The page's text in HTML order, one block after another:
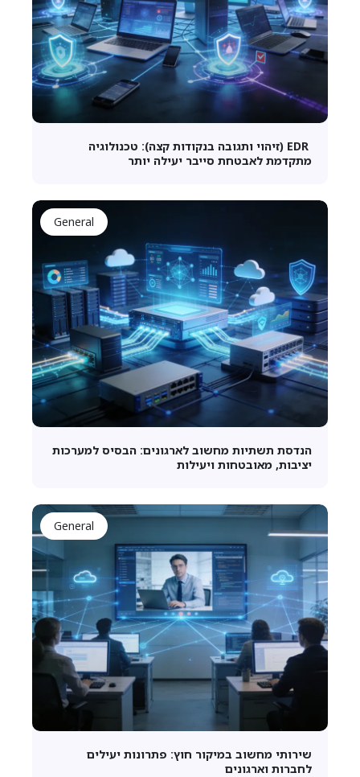
EDR (זיהוי ותגובה בנקודות קצה): טכנולוגיה
מתקדמת לאבטחת סייבר יעילה יותר
General
הנדסת תשתיות מחשוב לארגונים: הבסיס למערכות
יציבות, מאובטחות ויעילות
General
שירותי מחשוב במיקור חוץ: פתרונות יעילים
לחברות וארגונים